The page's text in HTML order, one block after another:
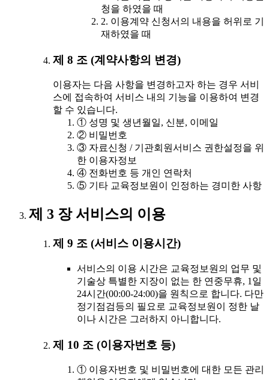
청을 하였을 때
2. 이용계약 신청서의 내용을 허위로 기
재하였을 때
제 8 조 (계약사항의 변경)
이용자는 다음 사항을 변경하고자 하는 경우 서비
스에 접속하여 서비스 내의 기능을 이용하여 변경
할 수 있습니다.
① 성명 및 생년월일, 신분, 이메일
② 비밀번호
③ 자료신청 / 기관회원서비스 권한설정을 위
한 이용자정보
④ 전화번호 등 개인 연락처
⑤ 기타 교육정보원이 인정하는 경미한 사항
제 3 장 서비스의 이용
제 9 조 (서비스 이용시간)
서비스의 이용 시간은 교육정보원의 업무 및
기술상 특별한 지장이 없는 한 연중무휴, 1일
24시간(00:00-24:00)을 원칙으로 합니다. 다만
정기점검등의 필요로 교육정보원이 정한 날
이나 시간은 그러하지 아니합니다.
제 10 조 (이용자번호 등)
① 이용자번호 및 비밀번호에 대한 모든 관리